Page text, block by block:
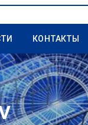
КОНТАКТЫ